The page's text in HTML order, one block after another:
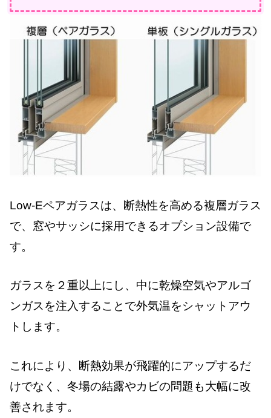
Low-Eペアガラスは、断熱性を高める複層ガラス
で、窓やサッシに採用できるオプション設備で
す。
ガラスを２重以上にし、中に乾燥空気やアルゴ
ンガスを注入することで外気温をシャットアウ
トします。
これにより、断熱効果が飛躍的にアップするだ
けでなく、冬場の結露やカビの問題も大幅に改
善されます。